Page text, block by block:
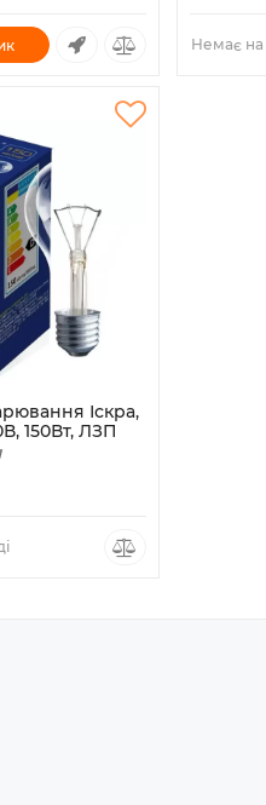
Немає на
Іскра,
150Вт, ЛЗП